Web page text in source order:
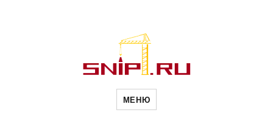
Новости
МЕНЮ